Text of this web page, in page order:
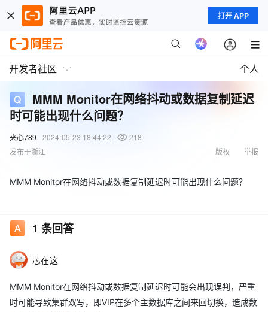
打开 APP
开发者社区 个人
MMM Monitor在网络抖动或数据复制延迟
时可能出现什么问题？
夹心789 2024-05-23 18:44:22
218
发布于浙江
举报
版权
MMM Monitor在网络抖动或数据复制延迟时可能出现什么问题？
1 条回答
芯在这
MMM Monitor在网络抖动或数据复制延迟时可能会出现误判，严重
时可能导致集群双写，即VIP在多个主数据库之间来回切换，造成数